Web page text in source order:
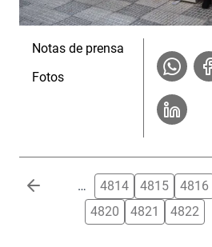
Notas de prensa
Fotos
Paginación … 4814 4815 4816
4820
4821 4822